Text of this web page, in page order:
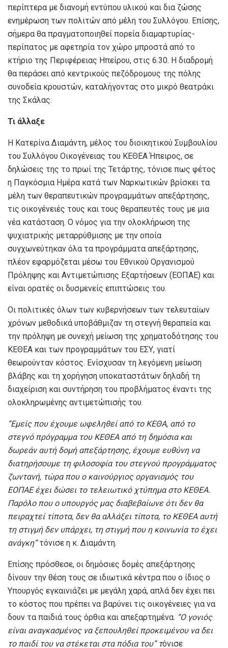
περίπτερα με διανομή εντύπου υλικού και δια ζώσης
ενημέρωση των πολιτών από μέλη του Συλλόγου. Επίσης,
σήμερα θα πραγματοποιηθεί πορεία διαμαρτυρίας-
περίπατος με αφετηρία τον χώρο μπροστά από το
κτήριο της Περιφέρειας Ηπείρου, στις 6.30. Η διαδρομή
θα περάσει από κεντρικούς πεζόδρομους της πόλης
συνοδεία κρουστών, καταλήγοντας στο μικρό θεατράκι
της Σκάλας.
Τι άλλαξε
Η Κατερίνα Διαμάντη, μέλος του διοικητικού Συμβουλίου
του Συλλόγου Οικογένειας του ΚΕΘΕΑ Ήπειρος, σε
δηλώσεις της το πρωί της Τετάρτης, τόνισε πως φέτος
η Παγκόσμια Ημέρα κατά των Ναρκωτικών βρίσκει τα
μέλη των θεραπευτικών προγραμμάτων απεξάρτησης,
τις οικογένειές τους και τους θεραπευτές τους με μια
νέα κατάσταση. Ο νόμος για την ολοκλήρωση της
ψυχιατρικής μεταρρύθμισης με την οποία
συγχωνεύτηκαν όλα τα προγράμματα απεξάρτησης,
πλέον εφαρμόζεται μέσω του Εθνικού Οργανισμού
Πρόληψης και Αντιμετώπισης Εξαρτήσεων (ΕΟΠΑΕ) και
είναι ορατές οι δυσμενείς επιπτώσεις του.
Οι πολιτικές όλων των κυβερνήσεων των τελευταίων
χρόνων μεθοδικά υποβάθμιζαν τη στεγνή θεραπεία και
την πρόληψη με συνεχή μείωση της χρηματοδότησης του
ΚΕΘΕΑ και των προγραμμάτων του ΕΣΥ, γιατί
θεωρούνταν κόστος. Ενίσχυσαν τη λεγόμενη μείωση
βλάβης και τη χορήγηση υποκαταστάτων δηλαδή τη
διαχείριση και συντήρηση του προβλήματος έναντι της
ολοκληρωμένης αντιμετώπισής του.
“Εμείς που έχουμε ωφεληθεί από το ΚΕΘA, από το
στεγνό πρόγραμμα του ΚΕΘΕΑ από τη δημόσια και
δωρεάν αυτή δομή απεξάρτησης, έχουμε ευθύνη να
διατηρήσουμε τη φιλοσοφία του στεγνού προγράμματος
ζωντανή, τώρα που ο καινούργιος οργανισμός του
ΕΟΠΑΕ έχει δώσει το τελειωτικό χτύπημα στο ΚΕΘΕΑ.
Παρόλο που ο υπουργός μας διαβεβαίωνε ότι δεν θα
πειραχτεί τίποτα, δεν θα αλλάξει τίποτα, το ΚΕΘΕΑ αυτή
τη στιγμή δεν υπάρχει, τη στιγμή που η κοινωνία το έχει
ανάγκη”τόνισε η κ. Διαμάντη.
Επίσης πρόσθεσε, οι δημόσιες δομές απεξάρτησης
δίνουν την θέση τους σε ιδιωτικά κέντρα που ο ίδιος ο
Υπουργός εγκαινιάζει με μεγάλη χαρά, απλά δεν έχει πει
το κόστος που πρέπει να βαρύνει τις οικογένειες για να
δουν τα παιδιά τους όρθια και απεξαρτημένα. “Ο γονιός
είναι αναγκασμένος να ξεπουληθεί προκειμένου να δει
το παιδί του να στέκεται στα πόδια του” τόνισε